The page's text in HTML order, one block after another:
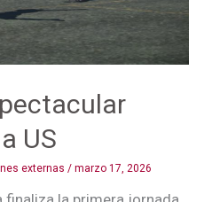
US
externas /marzo 17, 2026